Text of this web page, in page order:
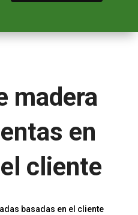
madera
en
cliente
basadas en el cliente